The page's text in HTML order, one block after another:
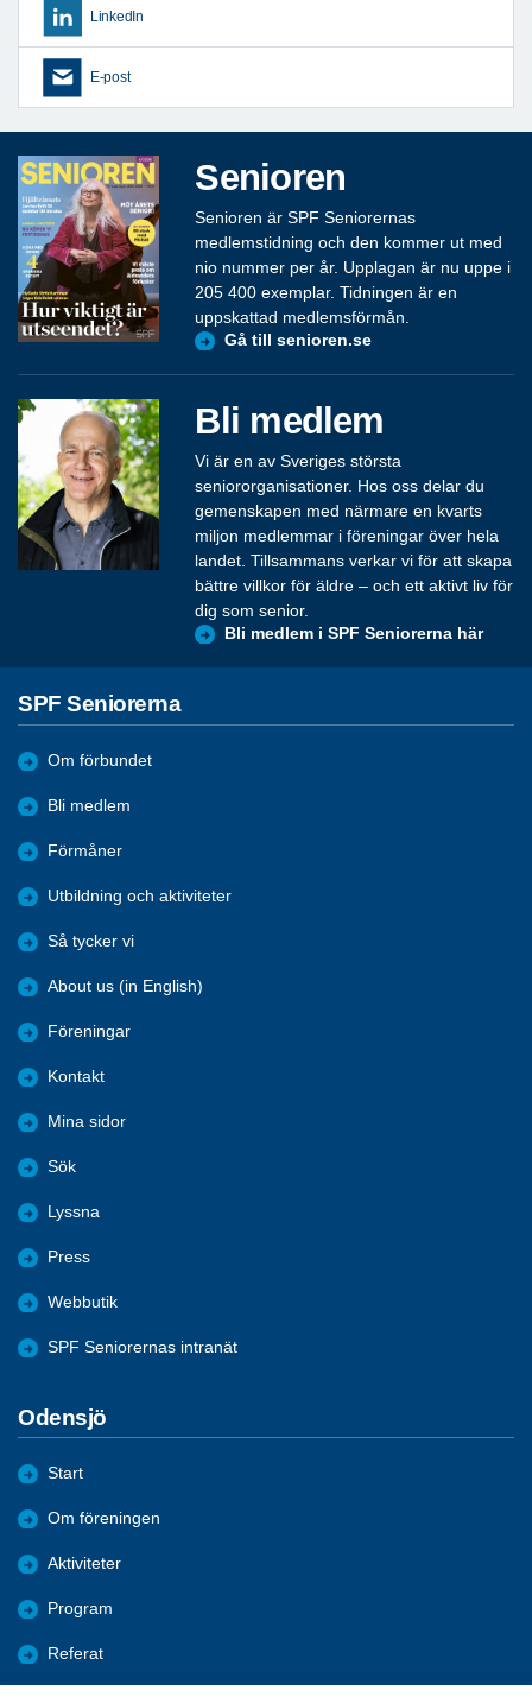
LinkedIn
E-post
Senioren
Senioren är SPF Seniorernas
medlemstidning och den kommer ut med
nio nummer per år. Upplagan är nu uppe i
205 400 exemplar. Tidningen är en
uppskattad medlemsförmån.
Gå till senioren.se
Bli medlem
Vi är en av Sveriges största
seniororganisationer. Hos oss delar du
gemenskapen med närmare en kvarts
miljon medlemmar i föreningar över hela
landet. Tillsammans verkar vi för att skapa
bättre villkor för äldre – och ett aktivt liv för
dig som senior.
Bli medlem i SPF Seniorerna här
SPF Seniorerna
Om förbundet
Bli medlem
Förmåner
Utbildning och aktiviteter
Så tycker vi
About us (in English)
Föreningar
Kontakt
Mina sidor
Sök
Lyssna
Press
Webbutik
SPF Seniorernas intranät
Odensjö
Start
Om föreningen
Aktiviteter
Program
Referat